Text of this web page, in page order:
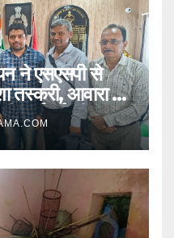
ने एसएसपी से
तस्करी, आवारा पशु
कार्रवाई की मांग